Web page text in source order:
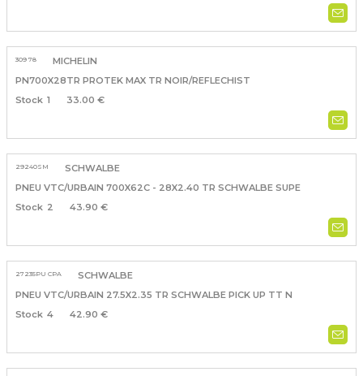
309 78
MICHELIN
PN700X28TR PROTEK MAX TR NOIR/REFLECHIST
1
33.00 €
29240SM
SCHWALBE
PNEU VTC/URBAIN 700X62C - 28X2.40 TR SCHWALBE SUPE
2
43.90 €
27235PU CPA
SCHWALBE
PNEU VTC/URBAIN 27.5X2.35 TR SCHWALBE PICK UP TT N
4
42.90 €